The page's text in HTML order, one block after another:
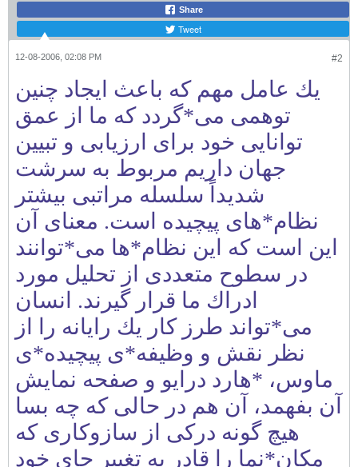
Share
Tweet
#2
12-08-2006, 02:08 PM
يك عامل مهم كه باعث ايجاد چنين
توهمی می*گردد كه ما از عمق
توانايی خود برای ارزيابی و تبيين
جهان داريم مربوط به سرشت
شديداً سلسله مراتبی بيشتر
نظام*های پيچيده است. معنای آن
اين است كه اين نظام*ها می*توانند
در سطوح متعددی از تحليل مورد
ادراك ما قرار گيرند. انسان
می*تواند طرز كار يك رايانه را از
نظر نقش و وظيفه*ی پيچيده*ی
ماوس، *هارد درايو و صفحه نمايش
آن بفهمد، آن هم در حالی كه چه بسا
هيچ گونه دركی از سازوكاری كه
مكان*نما را قادر به تغيير جای خود